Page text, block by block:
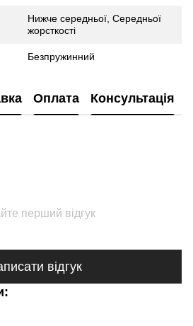
Нижче середньої, Середньої
жорсткості
Безпружинний
Оплата Консультація
перший відгук
відгук